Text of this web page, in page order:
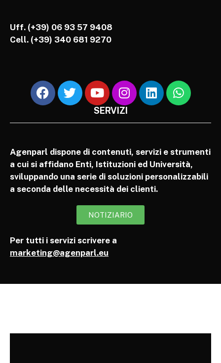
Uff. (+39) 06 93 57 9408
Cell. (+39) 340 681 9270
SERVIZI
Agenparl dispone di contenuti, servizi e strumenti
a cui si affidano Enti, Istituzioni ed Università,
sviluppando una serie di soluzioni personalizzabili
a seconda delle necessità dei clienti.
NOTIZIARIO
Per tutti i servizi scrivere a
marketing@agenparl.eu